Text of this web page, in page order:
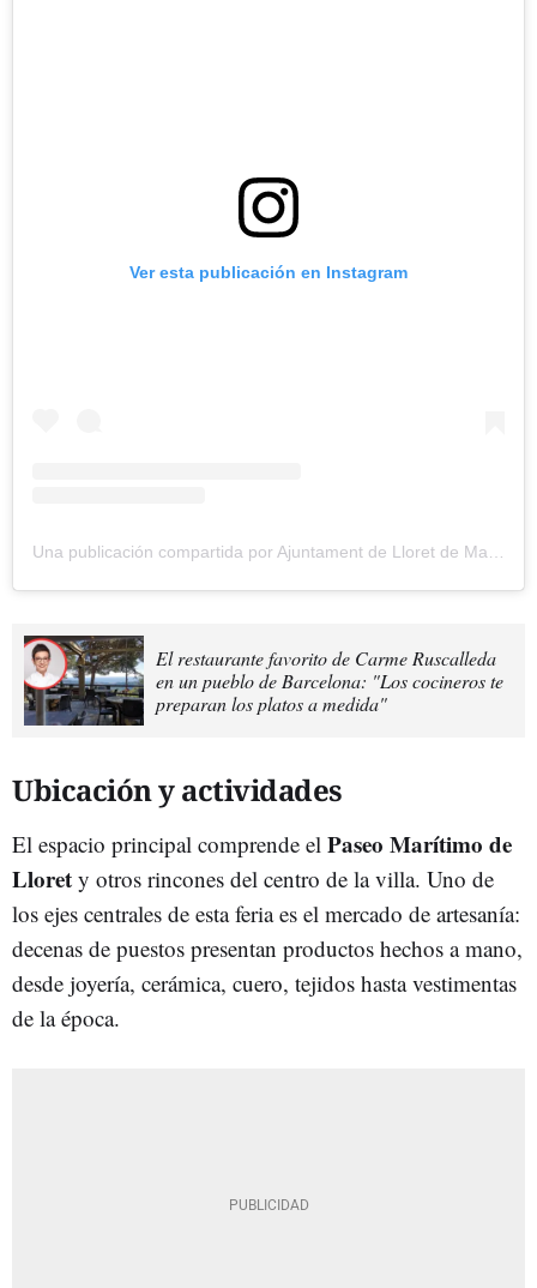
Ver esta publicación en Instagram
El restaurante favorito de Carme Ruscalleda
en un pueblo de Barcelona: "Los cocineros te
preparan los platos a medida"
Ubicación y actividades
El espacio principal comprende el Paseo Marítimo de
Lloret y otros rincones del centro de la villa. Uno de
los ejes centrales de esta feria es el mercado de artesanía:
decenas de puestos presentan productos hechos a mano,
desde joyería, cerámica, cuero, tejidos hasta vestimentas
de la época.